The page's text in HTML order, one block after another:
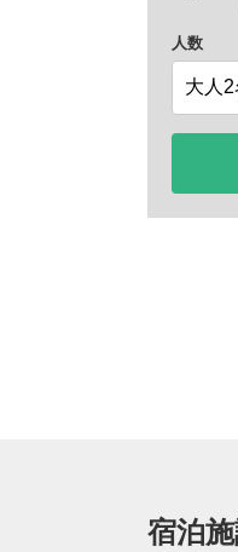
人数
宿泊